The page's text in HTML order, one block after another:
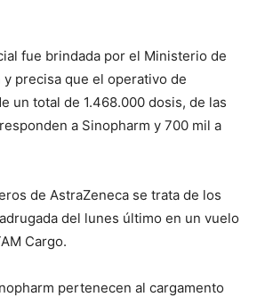
fue brindada por el Ministerio de
y precisa que el operativo de
un total de 1.468.000 dosis, de las
a Sinopharm y 700 mil a
de AstraZeneca se trata de los
del lunes último en un vuelo
Cargo.
pertenecen al cargamento